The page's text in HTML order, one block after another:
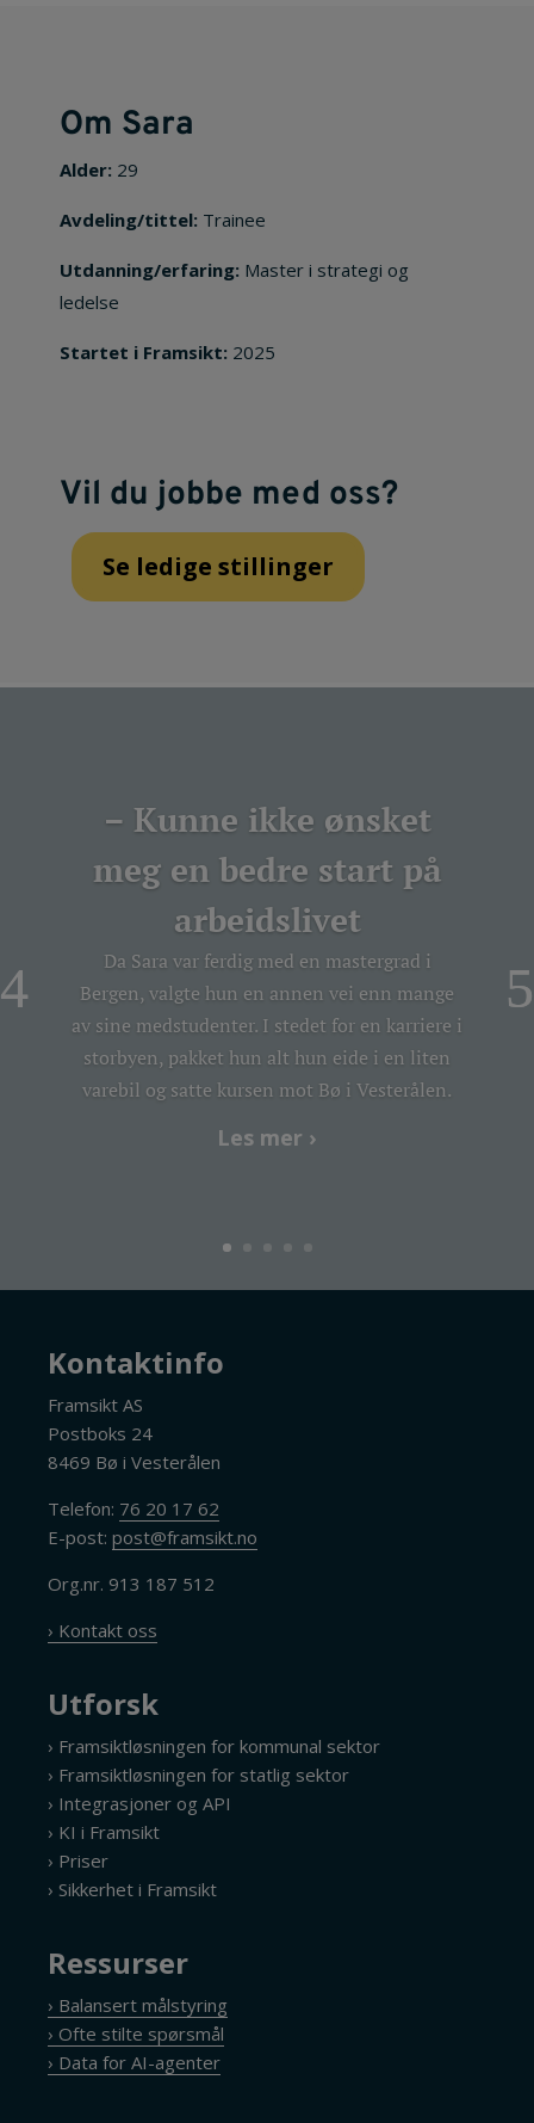
Om Sara
Alder: 29
Avdeling/tittel: Trainee
Utdanning/erfaring: Master i strategi og
ledelse
Startet i Framsikt: 2025
Vil du jobbe med oss?
Se ledige stillinger
– Kunne ikke ønsket
meg en bedre start på
arbeidslivet
Da Sara var ferdig med en mastergrad i
Bergen, valgte hun en annen vei enn mange
av sine medstudenter. I stedet for en karriere i
storbyen, pakket hun alt hun eide i en liten
varebil og satte kursen mot Bø i Vesterålen.
Les mer ›
Kontaktinfo
Framsikt AS
Postboks 24
8469 Bø i Vesterålen
Telefon: 76 20 17 62
E-post:post@framsikt.no
Org.nr. 913 187 512
› Kontakt oss
Utforsk
› Framsiktløsningen for kommunal sektor
› Framsiktløsningen for statlig sektor
› Integrasjoner og API
› KI i Framsikt
› Priser
› Sikkerhet i Framsikt
Ressurser
› Balansert målstyring
› Ofte stilte spørsmål
› Data for AI-agenter